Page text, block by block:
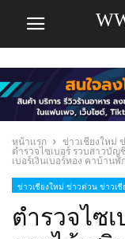
หน้าแรก
ข่าวเชียงใหม่
ตำรวจไซเบอร์ รวบสาวบัญ
เบอร์เงินเบอร์ทอง คาบ้าน
ข่าวเชียงใหม่ ข่าวด่วน ข่าวเ
ตำรวจไซ